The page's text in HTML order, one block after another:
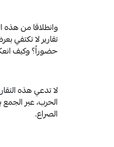
وانطلاقا من هذه
تقارير لا تكتفي
حضوراً؟ وكيف
لا تدعي هذه
الحرب، عبر الجمع
الصراع.